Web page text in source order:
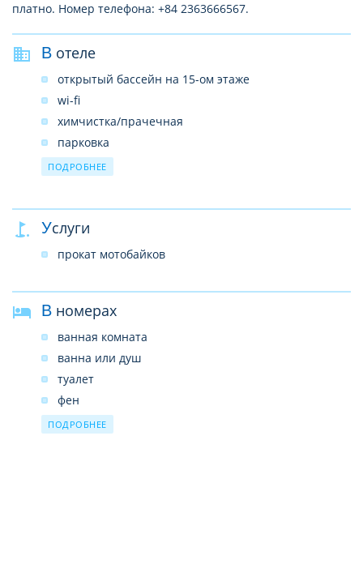
платно. Номер телефона: +84 2363666567.
В отеле
открытый бассейн на 15-ом этаже
wi-fi
химчистка/прачечная
парковка
ресторан
ПОДРОБНЕЕ
Услуги
прокат мотобайков
В номерах
ванная комната
ванна или душ
туалет
фен
тапочки
ПОДРОБНЕЕ